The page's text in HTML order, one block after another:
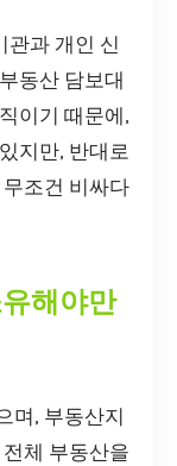
관과 개인 신
동산 담보대
이기 때문에,
지만, 반대로
조건 비싸다
해야만
며, 부동산지
체 부동산을